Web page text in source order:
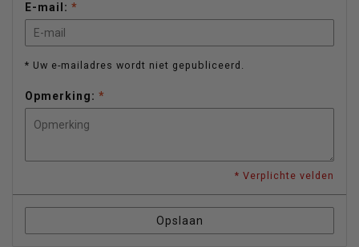
E-mail: *
* Uw e-mailadres wordt niet gepubliceerd.
Opmerking: *
* Verplichte velden
Opslaan